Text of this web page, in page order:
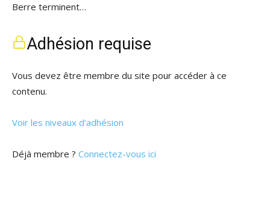
Berre terminent…
Adhésion requise
Vous devez être membre du site pour accéder à ce
contenu.
Voir les niveaux d’adhésion
Déjà membre ? Connectez-vous ici